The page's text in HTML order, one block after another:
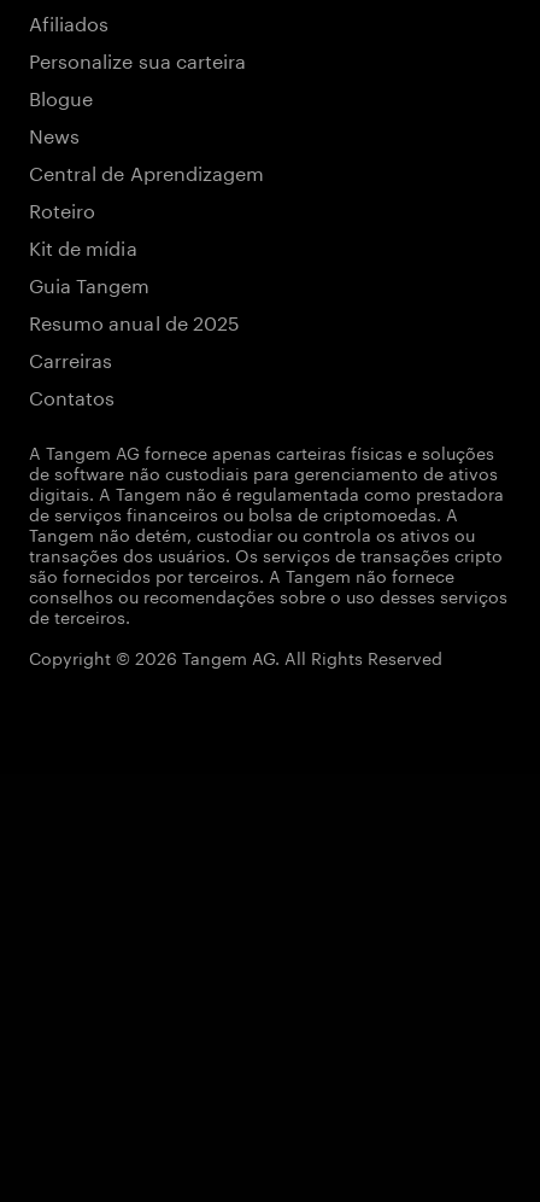
Afiliados
Personalize sua carteira
Blogue
News
Central de Aprendizagem
Roteiro
Kit de mídia
Guia Tangem
Resumo anual de 2025
Carreiras
Contatos
A Tangem AG fornece apenas carteiras físicas e soluções
de software não custodiais para gerenciamento de ativos
digitais. A Tangem não é regulamentada como prestadora
de serviços financeiros ou bolsa de criptomoedas. A
Tangem não detém, custodiar ou controla os ativos ou
transações dos usuários. Os serviços de transações cripto
são fornecidos por terceiros. A Tangem não fornece
conselhos ou recomendações sobre o uso desses serviços
de terceiros.